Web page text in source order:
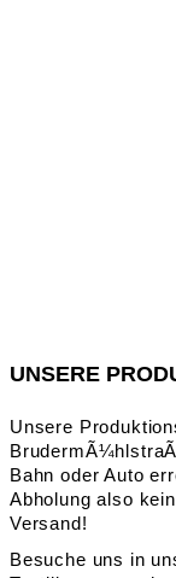
UNSERE
Unsere
Bahn oder Auto
Abholung also
Versand!
Besuche uns in